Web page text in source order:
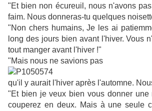
"Et bien non écureuil, nous n'avons
faim. Nous donneras-tu quelques
"Non chers humains, Je les ai
long des jours bien avant l'hiver. Vous
tout manger avant l'hiver !"
"Mais nous ne savions pas
qu'il y aurait l'hiver après l'automne.
"Et bien je veux bien vous donner une
couperez en deux. Mais à une seule